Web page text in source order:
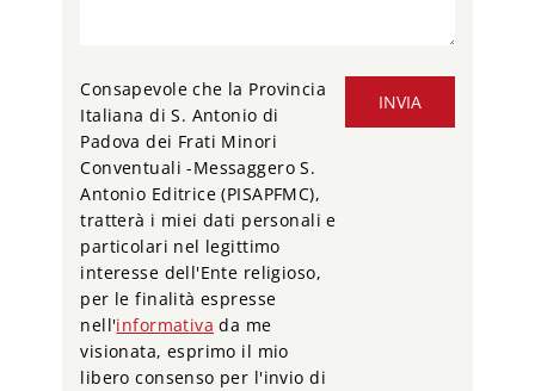
INVIA
Consapevole che la Provincia
Italiana di S. Antonio di
Padova dei Frati Minori
Conventuali -Messaggero S.
Antonio Editrice (PISAPFMC),
tratterà i miei dati personali e
particolari nel legittimo
interesse dell'Ente religioso,
per le finalità espresse
nell'informativa da me
visionata, esprimo il mio
libero consenso per l'invio di